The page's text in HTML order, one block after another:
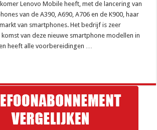
Lenovo Mobile heeft, met de lancering van
van de A390, A690, A706 en de K900, haar
van smartphones. Het bedrijf is zeer
van deze nieuwe smartphone modellen in
heeft alle voorbereidingen …